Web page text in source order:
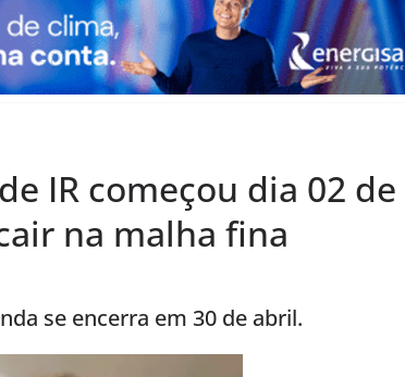
IR começou dia 02 de
na malha fina
se encerra em 30 de abril.